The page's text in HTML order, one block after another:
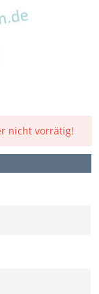
nicht vorrätig!